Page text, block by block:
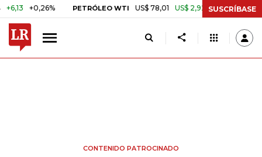
PETRÓLEO WTI US$ 78,01 US$ 2,92 +3,89% CAFÉ
SUSCRÍBASE
CONTENIDO PATROCINADO